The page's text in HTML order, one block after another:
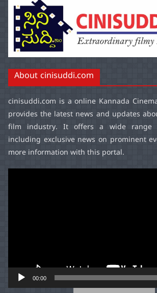
About cinisuddi.com
cinisuddi.com is a online Kannada
provides the latest news and updates
film industry. It offers a wide range
including exclusive news on prominent
more information with this portal.
00:00